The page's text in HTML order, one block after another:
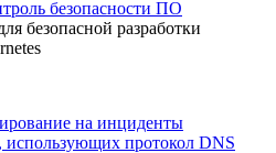
безопасности ПО
безопасной разработки
на инциденты
использующих протокол DNS